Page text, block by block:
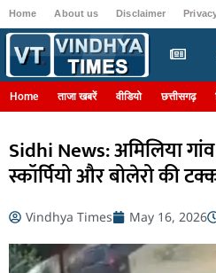
Home About us Disclaimer
Home ताजा खबरें वीडियो छत्तीसगढ़
Sidhi News: अमिलिया
स्कॉर्पियो और बोलेरो की
Vindhya Times May 16, 2026